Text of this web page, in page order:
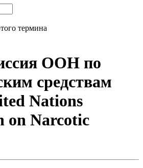
термина
ООН по
средствам
Nations
on Narcotic